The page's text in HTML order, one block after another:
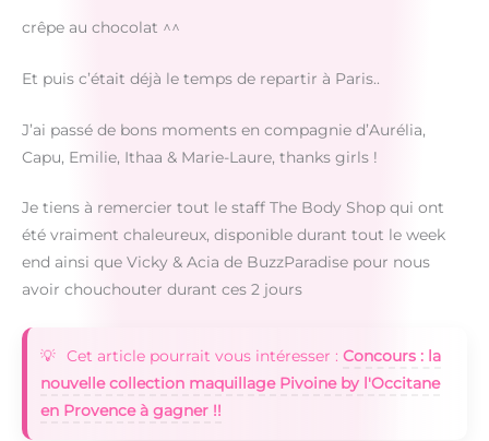
crêpe au chocolat ^^
Et puis c’était déjà le temps de repartir à Paris..
J’ai passé de bons moments en compagnie d’Aurélia,
Capu, Emilie, Ithaa & Marie-Laure, thanks girls !
Je tiens à remercier tout le staff The Body Shop qui ont
été vraiment chaleureux, disponible durant tout le week
end ainsi que Vicky & Acia de BuzzParadise pour nous
avoir chouchouter durant ces 2 jours
Cet article pourrait vous intéresser : Concours : la
nouvelle collection maquillage Pivoine by l'Occitane
en Provence à gagner !!